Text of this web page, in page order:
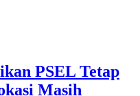
PSEL Tetap
Masih